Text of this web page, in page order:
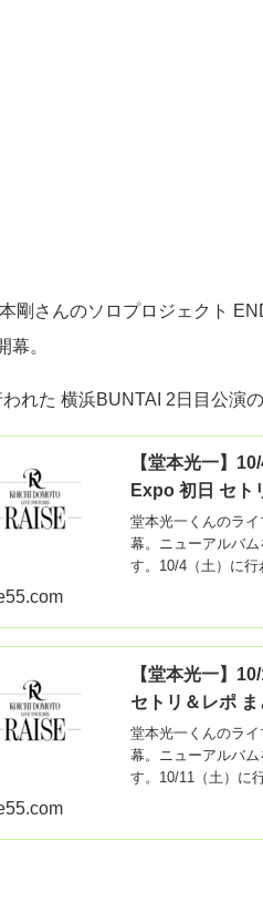
剛さんのソロプロジェクト
幕。
れた 横浜BUNTAI 2日目公演
【堂本光一】
Expo 初日 セト
堂本光一くんのラ
幕。ニューアルバ
す。10/4（土）に
【堂本光一】
セトリ＆レポ ま
堂本光一くんのラ
幕。ニューアルバ
す。10/11（土）に